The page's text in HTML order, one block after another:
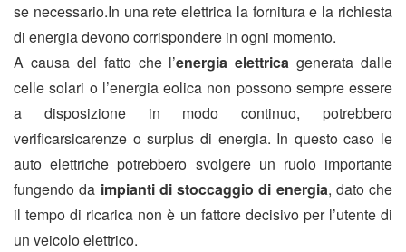
se necessario.In una rete elettrica la fornitura e la richiesta
di energia devono corrispondere in ogni momento.
A causa del fatto che l’energia elettrica generata dalle
celle solari o l’energia eolica non possono sempre essere
a disposizione in modo continuo, potrebbero
verificarsicarenze o surplus di energia. In questo caso le
auto elettriche potrebbero svolgere un ruolo importante
fungendo da impianti di stoccaggio di energia, dato che
il tempo di ricarica non è un fattore decisivo per l’utente di
un veicolo elettrico.